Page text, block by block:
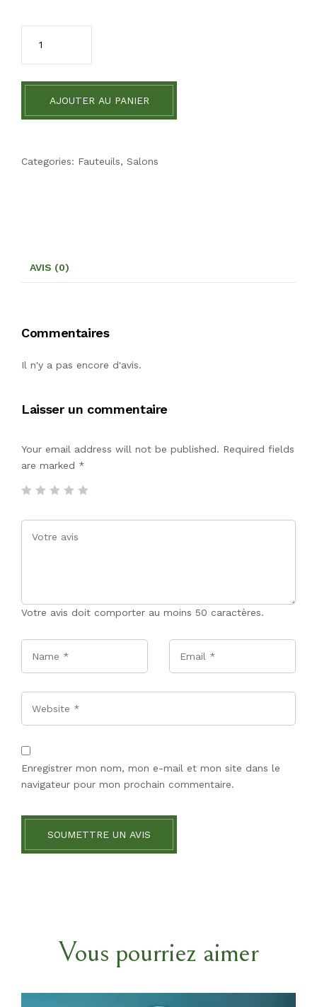
AJOUTER AU PANIER
Categories: Fauteuils, Salons
AVIS (0)
Commentaires
Il n'y a pas encore d'avis.
Laisser un commentaire
Your email address will not be published. Required fields
are marked *
Votre avis doit comporter au moins 50 caractères.
Enregistrer mon nom, mon e-mail et mon site dans le
navigateur pour mon prochain commentaire.
SOUMETTRE UN AVIS
Vous pourriez aimer